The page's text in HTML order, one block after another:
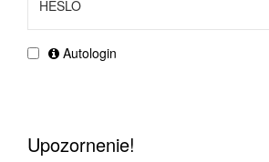
Autologin
Upozornenie!